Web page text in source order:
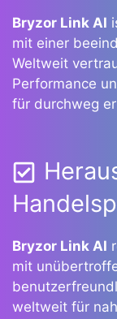
Bryzor Link AI
mit einer
Weltweit
Performance
für durchweg
Bryzor Link AI
mit
weltweit für